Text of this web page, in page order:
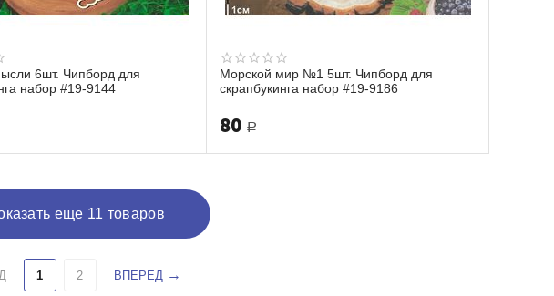
6шт. Чипборд для
набор #19-9144
Морской мир №1 5шт. Чипборд для
скрапбукинга набор #19-9186
80 Р
еще 11 товаров
1 2 ВПЕРЕД